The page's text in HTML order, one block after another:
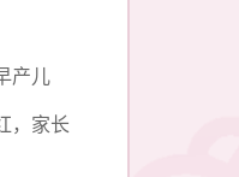
产儿
，家长